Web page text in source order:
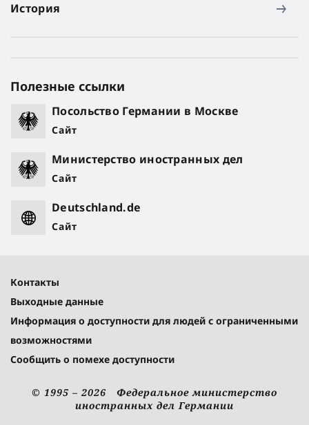
История
Полезные ссылки
Посольство Германии в Москве
Сайт
Министерство иностранных дел
Сайт
Deutschland.de
Сайт
Контакты
Выходные данные
Информация о доступности для людей с ограниченными
возможностями
Сообщить о помехе доступности
© 1995 – 2026 Федеральное министерство
иностранных дел Германии